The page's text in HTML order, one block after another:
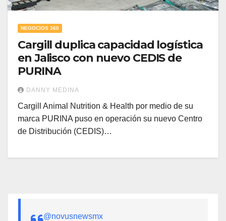
NEGOCIOS 360
Cargill duplica capacidad logística
en Jalisco con nuevo CEDIS de
PURINA
DANNY MEDINA
Cargill Animal Nutrition & Health por medio de su
marca PURINA puso en operación su nuevo Centro
de Distribución (CEDIS)…
@novusnewsmx